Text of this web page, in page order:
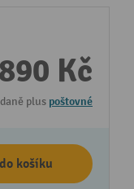
Kč
plus poštovné
košíku